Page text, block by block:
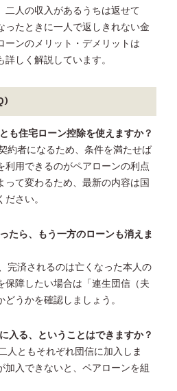
二人の収入があるうちは返せて
ったときに一人で返しきれない金
ーンのメリット・デメリットは
詳しく解説しています。
も住宅ローン控除を使えますか？
約者になるため、条件を満たせば
利用できるのがペアローンの利点
って変わるため、最新の内容は国
さい。
たら、もう一方のローンも消えま
完済されるのは亡くなった本人の
保障したい場合は「連生団信（夫
うかを確認しましょう。
入る、ということはできますか？
人ともそれぞれ団信に加入しま
加入できないと、ペアローンを組